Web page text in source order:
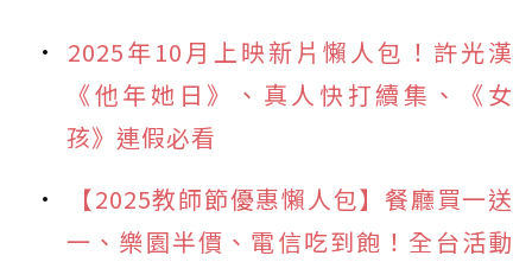
2025年10月上映新片懶人包！許光漢
《他年她日》、真人快打續集、《女
孩》連假必看
【2025教師節優惠懶人包】餐廳買一送
一、樂園半價、電信吃到飽！全台活動